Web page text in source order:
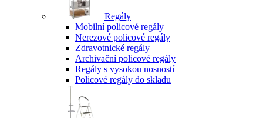
Regály
Mobilní policové regály
Nerezové policové regály
Zdravotnické regály
Archivační policové regály
Regály s vysokou nosností
Policové regály do skladu